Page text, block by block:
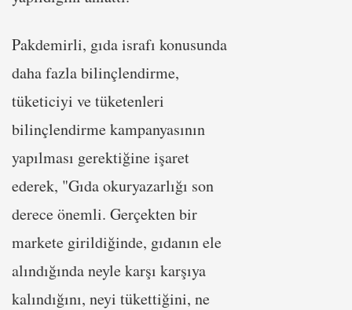
Pakdemirli, gıda israfı konusunda
daha fazla bilinçlendirme,
tüketiciyi ve tüketenleri
bilinçlendirme kampanyasının
yapılması gerektiğine işaret
ederek, "Gıda okuryazarlığı son
derece önemli. Gerçekten bir
markete girildiğinde, gıdanın ele
alındığında neyle karşı karşıya
kalındığını, neyi tükettiğini, ne